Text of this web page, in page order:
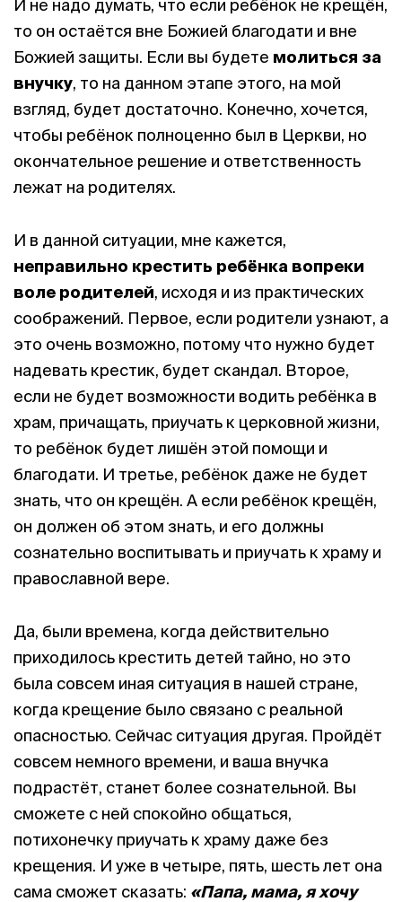
И не надо думать, что если ребёнок не крещён,
то он остаётся вне Божией благодати и вне
Божией защиты. Если вы будете молиться за
внучку, то на данном этапе этого, на мой
взгляд, будет достаточно. Конечно, хочется,
чтобы ребёнок полноценно был в Церкви, но
окончательное решение и ответственность
лежат на родителях.
И в данной ситуации, мне кажется,
неправильно крестить ребёнка вопреки
воле родителей, исходя и из практических
соображений. Первое, если родители узнают, а
это очень возможно, потому что нужно будет
надевать крестик, будет скандал. Второе,
если не будет возможности водить ребёнка в
храм, причащать, приучать к церковной жизни,
то ребёнок будет лишён этой помощи и
благодати. И третье, ребёнок даже не будет
знать, что он крещён. А если ребёнок крещён,
он должен об этом знать, и его должны
сознательно воспитывать и приучать к храму и
православной вере.
Да, были времена, когда действительно
приходилось крестить детей тайно, но это
была совсем иная ситуация в нашей стране,
когда крещение было связано с реальной
опасностью. Сейчас ситуация другая. Пройдёт
совсем немного времени, и ваша внучка
подрастёт, станет более сознательной. Вы
сможете с ней спокойно общаться,
потихонечку приучать к храму даже без
крещения. И уже в четыре, пять, шесть лет она
сама сможет сказать: «Папа, мама, я хочу